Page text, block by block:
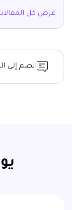
عرض كل
انضم إلى